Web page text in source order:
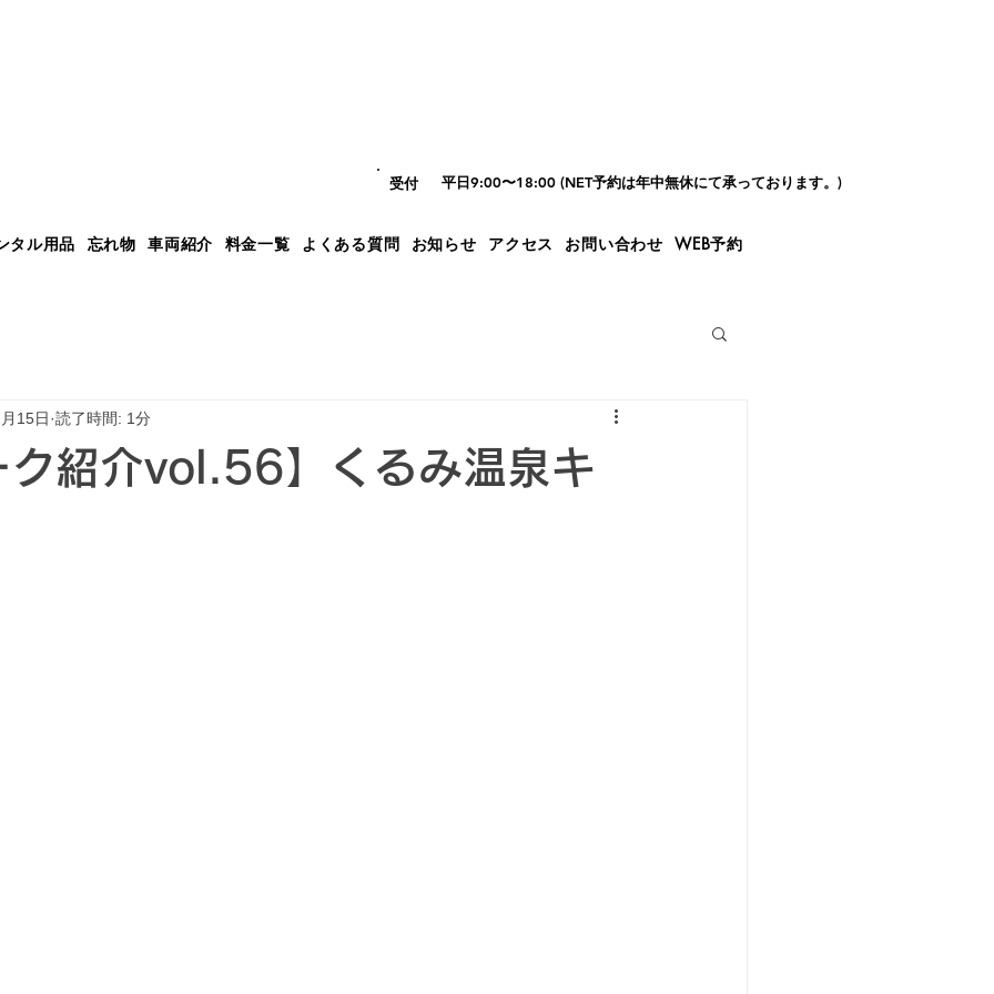
​受付 平日9:00〜18:00 (NET予約は年中無休にて承っております。)
タル用品 忘れ物 車両紹介 料金一覧 よくある質問 お知らせ アクセス お問い合わせ WEB予約
ク紹介vol.56】くるみ温泉キ
15日 読了時間: 1分